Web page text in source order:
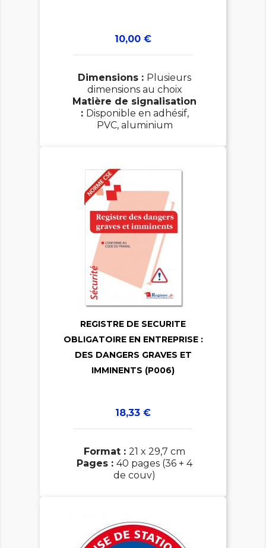
Prix
10,00 €
Dimensions : Plusieurs
dimensions au choix
Matière de signalisation
: Disponible en adhésif,
PVC, aluminium


REGISTRE DE SECURITE
OBLIGATOIRE EN ENTREPRISE :
DES DANGERS GRAVES ET
IMMINENTS (P006)
Prix
18,33 €
Format : 21 x 29,7 cm
Pages : 40 pages (36 + 4
de couv)